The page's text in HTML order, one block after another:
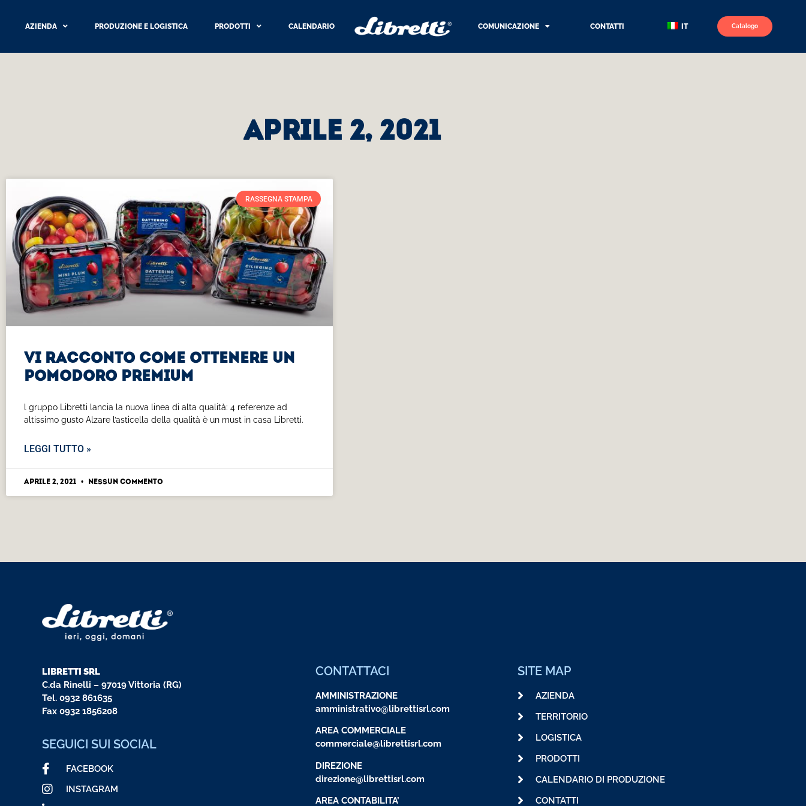
AZIENDA PRODUZIONE E LOGISTICA PRODOTTI CALENDARIO COMUNICAZIONE CONTATTI IT Catalogo
Aprile 2, 2021
RASSEGNA STAMPA
Vi racconto come ottenere un
pomodoro premium
l gruppo Libretti lancia la nuova linea di alta qualità: 4 referenze ad
altissimo gusto Alzare l’asticella della qualità è un must in casa Libretti.
LEGGI TUTTO »
Aprile 2, 2021 Nessun commento
LIBRETTI SRL
C.da Rinelli – 97019 Vittoria (RG)
Tel. 0932 861635
Fax 0932 1856208
SEGUICI SUI SOCIAL
FACEBOOK
INSTAGRAM
CONTATTACI
AMMINISTRAZIONE
amministrativo@librettisrl.com
AREA COMMERCIALE
commerciale@librettisrl.com
DIREZIONE
direzione@librettisrl.com
AREA CONTABILITA’
SITE MAP
AZIENDA
TERRITORIO
LOGISTICA
PRODOTTI
CALENDARIO DI PRODUZIONE
CONTATTI